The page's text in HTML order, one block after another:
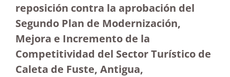
reposición contra la aprobación del
Segundo Plan de Modernización,
Mejora e Incremento de la
Competitividad del Sector Turístico de
Caleta de Fuste, Antigua,